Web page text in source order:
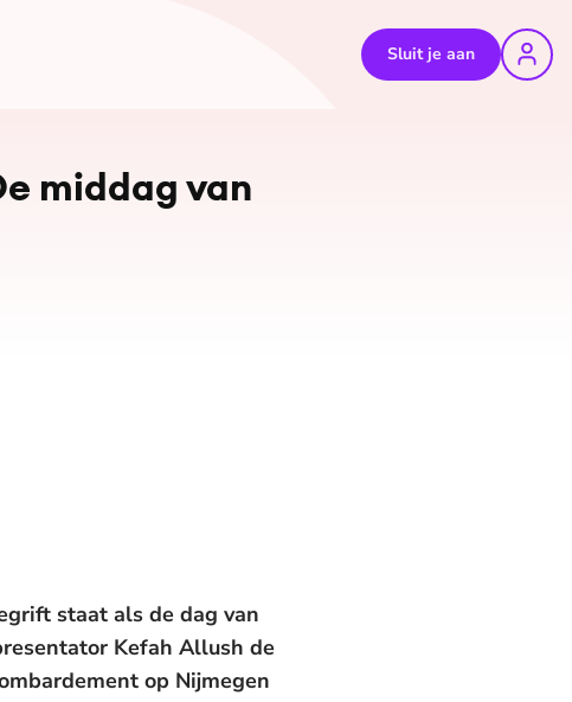
Sluit je aan
middag van
staat als de dag van
Kefah Allush de
op Nijmegen